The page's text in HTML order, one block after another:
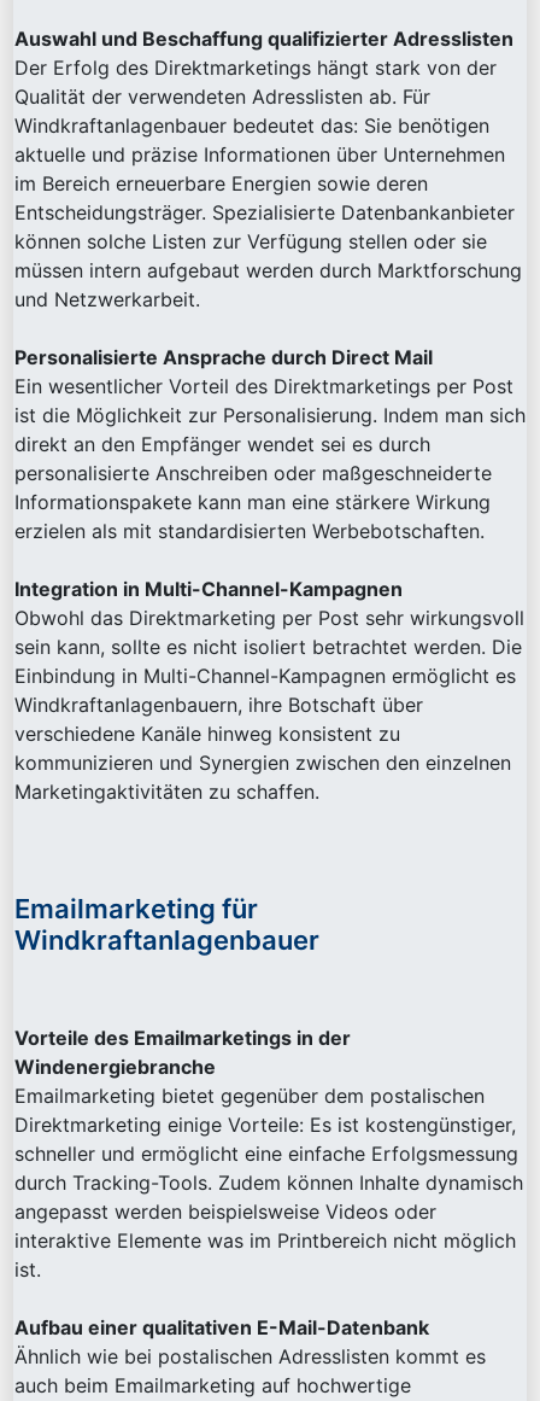
Auswahl und Beschaffung qualifizierter Adresslisten
Der Erfolg des Direktmarketings hängt stark von der
Qualität der verwendeten Adresslisten ab. Für
Windkraftanlagenbauer bedeutet das: Sie benötigen
aktuelle und präzise Informationen über Unternehmen
im Bereich erneuerbare Energien sowie deren
Entscheidungsträger. Spezialisierte Datenbankanbieter
können solche Listen zur Verfügung stellen oder sie
müssen intern aufgebaut werden durch Marktforschung
und Netzwerkarbeit.
Personalisierte Ansprache durch Direct Mail
Ein wesentlicher Vorteil des Direktmarketings per Post
ist die Möglichkeit zur Personalisierung. Indem man sich
direkt an den Empfänger wendet sei es durch
personalisierte Anschreiben oder maßgeschneiderte
Informationspakete kann man eine stärkere Wirkung
erzielen als mit standardisierten Werbebotschaften.
Integration in Multi-Channel-Kampagnen
Obwohl das Direktmarketing per Post sehr wirkungsvoll
sein kann, sollte es nicht isoliert betrachtet werden. Die
Einbindung in Multi-Channel-Kampagnen ermöglicht es
Windkraftanlagenbauern, ihre Botschaft über
verschiedene Kanäle hinweg konsistent zu
kommunizieren und Synergien zwischen den einzelnen
Marketingaktivitäten zu schaffen.
Emailmarketing für
Windkraftanlagenbauer
Vorteile des Emailmarketings in der
Windenergiebranche
Emailmarketing bietet gegenüber dem postalischen
Direktmarketing einige Vorteile: Es ist kostengünstiger,
schneller und ermöglicht eine einfache Erfolgsmessung
durch Tracking-Tools. Zudem können Inhalte dynamisch
angepasst werden beispielsweise Videos oder
interaktive Elemente was im Printbereich nicht möglich
ist.
Aufbau einer qualitativen E-Mail-Datenbank
Ähnlich wie bei postalischen Adresslisten kommt es
auch beim Emailmarketing auf hochwertige